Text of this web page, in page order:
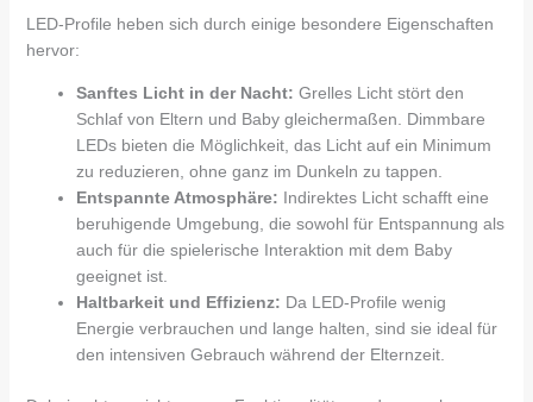
LED-Profile heben sich durch einige besondere Eigenschaften
hervor:
Sanftes Licht in der Nacht: Grelles Licht stört den
Schlaf von Eltern und Baby gleichermaßen. Dimmbare
LEDs bieten die Möglichkeit, das Licht auf ein Minimum
zu reduzieren, ohne ganz im Dunkeln zu tappen.
Entspannte Atmosphäre: Indirektes Licht schafft eine
beruhigende Umgebung, die sowohl für Entspannung als
auch für die spielerische Interaktion mit dem Baby
geeignet ist.
Haltbarkeit und Effizienz: Da LED-Profile wenig
Energie verbrauchen und lange halten, sind sie ideal für
den intensiven Gebrauch während der Elternzeit.